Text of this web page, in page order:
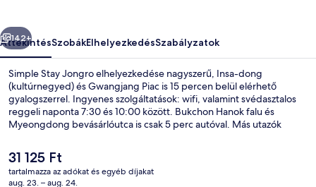
Következő
142+
ÁttekintésSzobákElhelyezkedésSzabályzatok
Simple Stay Jongro elhelyezkedése nagyszerű, Insa-dong
(kultúrnegyed) és Gwangjang Piac is 15 percen belül elérhető
gyalogszerrel. Ingyenes szolgáltatások: wifi, valamint svédasztalos
reggeli naponta 7:30 és 10:00 között. Bukchon Hanok falu és
Myeongdong bevásárlóutca is csak 5 perc autóval. Más utazók
személyzet. A tömegközlekedés rövid sétával megközelíthető:
Csongno 3-ka metróállomás 3 perc, Csonggak metróállomás pedig
7 perc séta.
A
jelenlegi
ár
31 125 Ft
tartalmazza az adókat és egyéb díjakat
aug. 23. – aug. 24.